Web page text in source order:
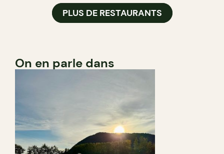
PLUS DE RESTAURANTS
On en parle dans